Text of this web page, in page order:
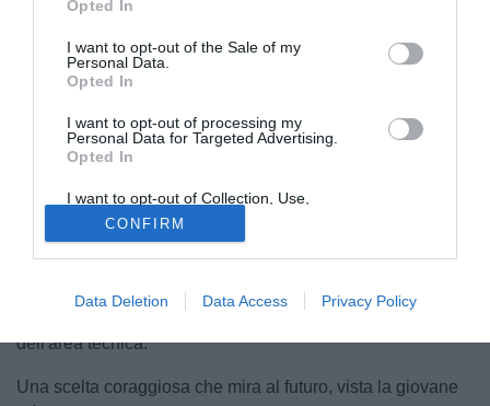
Opted In
I want to opt-out of the Sale of my
Personal Data.
Opted In
I want to opt-out of processing my
Personal Data for Targeted Advertising.
Opted In
I want to opt-out of Collection, Use,
Retention, Sale, and/or Sharing of my
Personal Data that Is Unrelated with the
Purposes for which it was collected.
Opted Out
CONFIRM
Data Deletion Data Access Privacy Policy
è tempo di riflessioni e programmazione. La società
campana ha già annunciato l'arrivo di
novità, però, non si fermano qui; il club di
infatti, secondo quanto raccolto dalla nostra redazione è
vicinissimo a formalizzare altri due innesti: Alessandro
sarà il nuovo allenatore e firmerà un contratto
dell'area tecnica.
Una scelta coraggiosa che mira al futuro, vista la giovane